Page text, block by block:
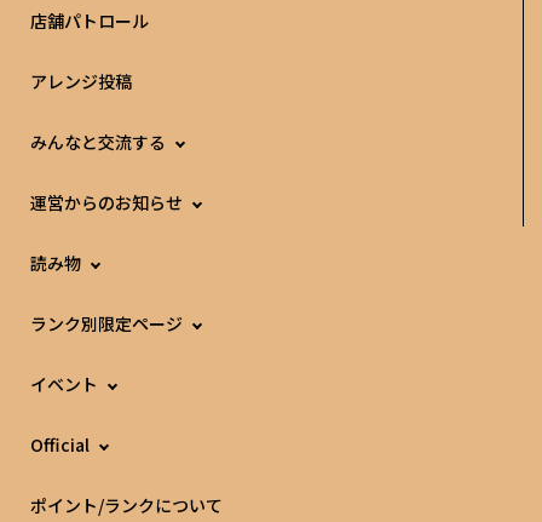
店舗パトロール
アレンジ投稿
みんなと交流する
運営からのお知らせ
読み物
ランク別限定ページ
イベント
Official
ポイント/ランクについて